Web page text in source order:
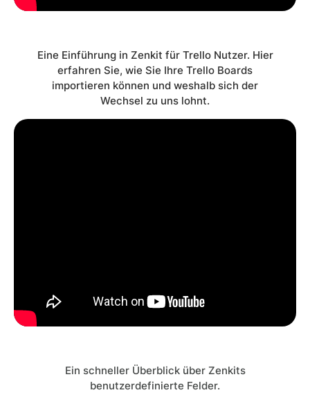
Eine Einführung in Zenkit für Trello Nutzer. Hier
erfahren Sie, wie Sie Ihre Trello Boards
importieren können und weshalb sich der
Wechsel zu uns lohnt.
Ein schneller Überblick über Zenkits
benutzerdefinierte Felder.